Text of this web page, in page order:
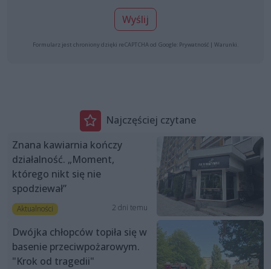
Wyślij
Formularz jest chroniony dzięki reCAPTCHA od Google: Prywatność | Warunki
Najczęściej czytane
Znana kawiarnia kończy
działalność. „Moment,
którego nikt się nie
spodziewał”
Aktualności 2 dni temu
Dwójka chłopców topiła się w
basenie przeciwpożarowym.
"Krok od tragedii"